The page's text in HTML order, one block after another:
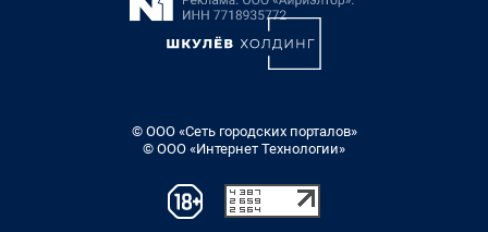
© ООО «Сеть городских порталов»
© ООО «Интернет Технологии»